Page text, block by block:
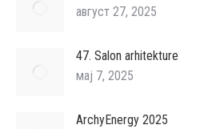
август 27, 2025
47. Salon arhitekture
мај 7, 2025
ArchyEnergy 2025